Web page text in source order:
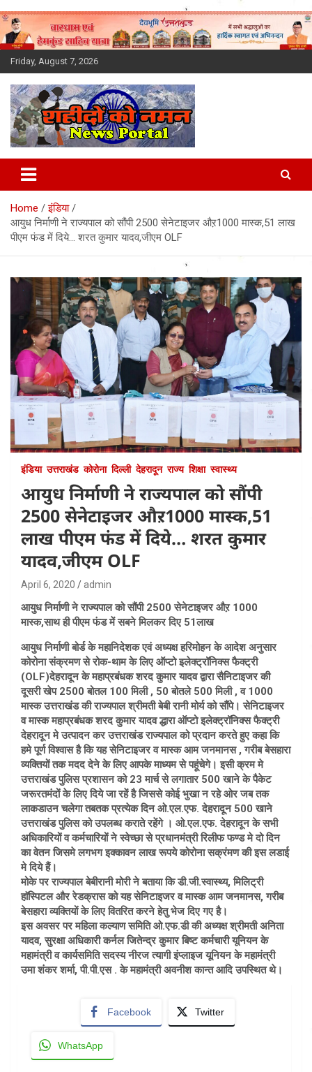
Skip
to
content
Friday, August 7, 2026
Latest News Today, Breaking
News, Uttarakhand News in
Hindi
Home
इंडिया
आयुध निर्माणी ने राज्यपाल को सौंपी 2500 सेनेटाइजर औऱ1000 मास्क,51 लाख
पीएम फंड में दिये… शरत कुमार यादव,जीएम OLF
इंडिया उत्तराखंड कोरोना दिल्ली देहरादून राज्य शिक्षा स्वास्थ्य
आयुध निर्माणी ने राज्यपाल को सौंपी
2500 सेनेटाइजर औऱ1000 मास्क,51
लाख पीएम फंड में दिये… शरत कुमार
यादव,जीएम OLF
April 6, 2020 admin
आयुध निर्माणी ने राज्यपाल को सौंपी 2500 सेनेटाइजर औऱ 1000
मास्क,साथ ही पीएम फंड में सबने मिलकर दिए 51लाख
आयुध निर्माणी बोर्ड के महानिदेशक एवं अध्यक्ष हरिमोहन के आदेश अनुसार
कोरोना संक्रमण से रोक-थाम के लिए ऑप्टो इलेक्ट्रॉनिक्स फैक्ट्री
(OLF)देहरादून के महाप्रबंधक शरद कुमार यादव द्वारा सैनिटाइजर की
दूसरी खेप 2500 बोतल 100 मिली , 50 बोतले 500 मिली , व 1000
मास्क उत्तराखंड की राज्यपाल श्रीमती बेबी रानी मोर्य को सौंपे। सेनिटाइजर
व मास्क महाप्रबंधक शरद कुमार यादव द्धारा ऑप्टो इलेक्ट्रॉनिक्स फैक्ट्री
देहरादून मे उत्पादन कर उत्तराखंड राज्यपाल को प्रदान करते हुए कहा कि
हमे पूर्ण विश्वास है कि यह सेनिटाइजर व मास्क आम जनमानस , गरीब बेसहारा
व्यक्तियों तक मदद देने के लिए आपके माध्यम से पहूंचेगे। इसी क्रम मे
उत्तराखंड पुलिस प्रशासन को 23 मार्च से लगातार 500 खाने के पैकेट
जरूरतमंदों के लिए दिये जा रहें है जिससे कोई भुखा न रहे ओर जब तक
लाकडाउन चलेगा तबतक प्रत्येक दिन ओ.एल.एफ. देहरादून 500 खाने
उत्तराखंड पुलिस को उपलब्ध कराते रहेंगे । ओ.एल.एफ. देहरादून के सभी
अधिकारियों व कर्मचारियों ने स्वेच्छा से प्रधानमंत्री रिलीफ फण्ड मे दो दिन
का वेतन जिसमे लगभग इक्कावन लाख रूपये कोरोना सक्रंमण की इस लडाई
मे दिये हैं।
मोके पर राज्यपाल बेबीरानी मोरी ने बताया कि डी.जी.स्वास्थ्य, मिलिट्री
हाॅस्पिटल और रेडक्रास को यह सेनिटाइजर व मास्क आम जनमानस, गरीब
बेसहारा व्यक्तियों के लिए वितरित करने हेतु भेज दिए गए है।
इस अवसर पर महिला कल्याण समिति ओ.एफ.डी की अध्यक्ष श्रीमती अनिता
यादव, सुरक्षा अधिकारी कर्नल जितेन्द्र कुमार बिष्ट कर्मचारी यूनियन के
महामंत्री व कार्यसमिति सदस्य नीरज त्यागी इंप्लाइज यूनियन के महामंत्री
उमा शंकर शर्मा, पी.पी.एस . के महामंत्री अवनीश कान्त आदि उपस्थित थे।
Facebook Twitter
WhatsApp